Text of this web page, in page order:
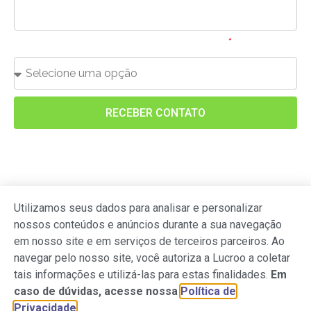
RECEBER CONTATO
Lucroo Inteligência e Terceirização Financeira Ltda
Utilizamos seus dados para analisar e personalizar
nossos conteúdos e anúncios durante a sua navegação
em nosso site e em serviços de terceiros parceiros. Ao
navegar pelo nosso site, você autoriza a Lucroo a coletar
tais informações e utilizá-las para estas finalidades. Em
caso de dúvidas, acesse nossa Política de
Privacidade